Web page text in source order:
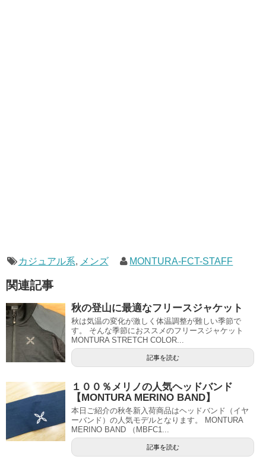
カジュアル系, メンズ MONTURA-FCT-STAFF
関連記事
秋の登山に最適なフリースジャケット
秋は気温の変化が激しく体温調整が難しい季節で
す。 そんな季節におススメのフリースジャケット
MONTURA STRETCH COLOR...
記事を読む
１００％メリノの人気ヘッドバンド
【MONTURA MERINO BAND】
本日ご紹介の秋冬新入荷商品はヘッドバンド（イヤ
ーバンド）の人気モデルとなります。 MONTURA
MERINO BAND （MBFC1...
記事を読む